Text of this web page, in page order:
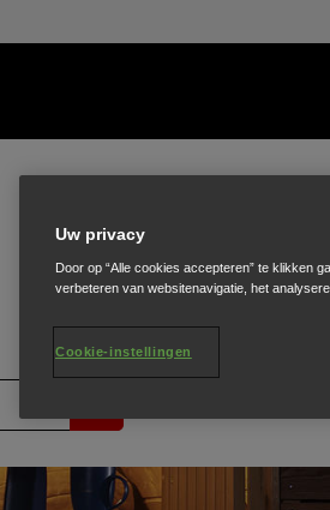
Service
Uw privacy
Door op “Alle cookies accepteren” te klikken
verbeteren van websitenavigatie, het
Cookie-instellingen